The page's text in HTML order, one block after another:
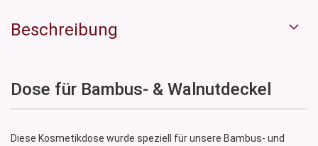
Beschreibung
Dose für Bambus- & Walnutdeckel
Diese Kosmetikdose wurde speziell für unsere Bambus- und